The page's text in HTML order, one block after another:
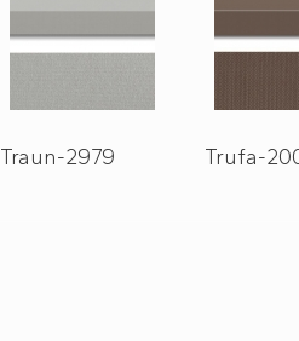
Traun-2979 Trufa-